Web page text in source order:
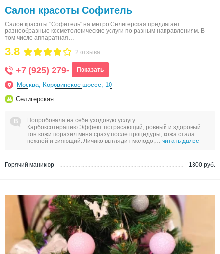
Салон красоты Софитель
Салон красоты "Софитель" на метро Селигерская предлагает
разнообразные косметологические услуги по разным направлениям. В
том числе аппаратная…
2 отзыва
3.8
+7 (925) 279- Показать
Москва, Коровинское шоссе, 10
Селигерская
Попробовала на себе уходовую услугу
Карбоксотерапию.Эффект потрясающий, ровный и здоровый
тон кожи поразил меня сразу после процедуры, кожа стала
нежной и сияющий. Личико выглядит молодо,… читать далее
Горячий маникюр 1300 руб.